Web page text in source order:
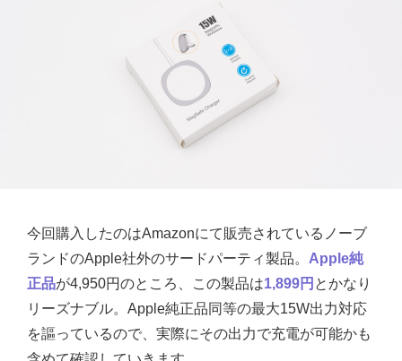
今回購入したのはAmazonにて販売されているノーブ
ランドのApple社外のサードパーティ製品。 Apple純
正品が4,950円のところ、この製品は1,899円 とかなり
リーズナブル。Apple純正品同等の最大15W出力対応
を謳っているので、実際にその出力で充電が可能かも